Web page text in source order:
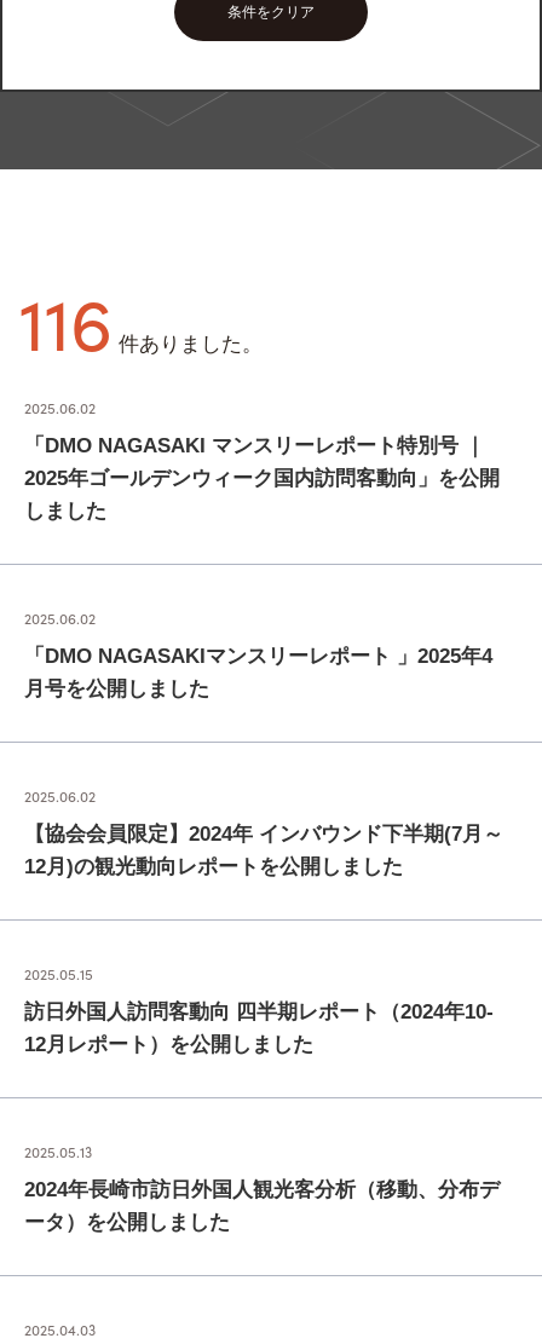
条件をクリア
116 件ありました。
2025.06.02
「DMO NAGASAKI マンスリーレポート特別号 ｜
2025年ゴールデンウィーク国内訪問客動向」を公開
しました
2025.06.02
「DMO NAGASAKIマンスリーレポート 」2025年4
月号を公開しました
2025.06.02
【協会会員限定】2024年 インバウンド下半期(7月～
12月)の観光動向レポートを公開しました
2025.05.15
訪日外国人訪問客動向 四半期レポート（2024年10-
12月レポート）を公開しました
2025.05.13
2024年長崎市訪日外国人観光客分析（移動、分布デ
ータ）を公開しました
2025.04.03